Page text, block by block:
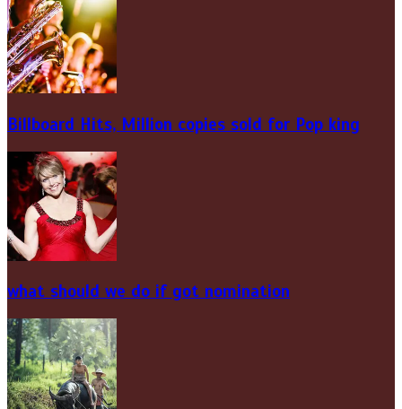
Billboard Hits, Million copies sold for Pop king
what should we do if got nomination